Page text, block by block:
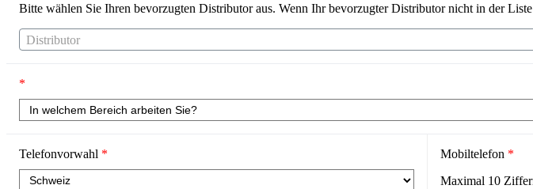
Bitte wählen Sie Ihren bevorzugten Distributor aus. Wenn Ihr bevorzugter Distributor nicht in der
Distributor
*
Telefonvorwahl * Mobiltelefon *
Maximal 10